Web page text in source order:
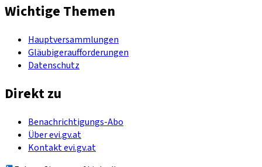
Wichtige Themen
Hauptversammlungen
Gläubigeraufforderungen
Datenschutz
Direkt zu
Benachrichtigungs-Abo
Über evi.gv.at
Kontakt evi.gv.at